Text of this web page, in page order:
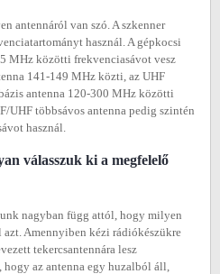
antennáról van szó. A szkenner
használ. A gépkocsi
MHz közötti frekvenciasávot vesz
141-149 MHz közti, az UHF
antenna 120-300 MHz közötti
többsávos antenna pedig szintén
használ.
válasszuk ki a megfelelő
nagyban függ attól, hogy milyen
Amennyiben kézi rádiókészükre
tekercsantennára lesz
hogy az antenna egy huzalból áll,